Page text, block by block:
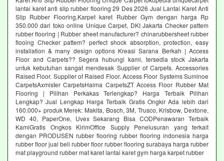
lantai karet anti slip rubber flooring 29 Des 2026 Jual Lantai Karet Anti
Slip Rubber Flooring,Karpet karet Rubber Gym dengan harga Rp
350.000 dari toko online Unique Carpet, DKI Jakarta Checker pattem
rubber flooring | Rubber sheet manufacturer? chinarubbersheet rubber
flooing Checker pattem? perfect shock absorption, protection, easy
installation & many design options Kreasi Sarana Berkah | Access
Floor and Carpets?? Segera hubungi kami, tersedia stock Jakarta
untuk kebutuhan sangat mendesak Supplier of Carpets. Accessories
Raised Floor. Supplier of Raised Floor. Access Floor Systems Suminoe
CarpetsAxmister CarpetsHaima CarpetsZT Access Floor Rubber Mat
Flooring | Pilihan Perkakas Terlengkap? Harga Terbaik Pilihan
Lengkap? Jual Lengkap Harga Terbaik Gratis Ongkir Ada lebih dari
160.000+ produk Merek: Makita, Bosch, 3M, Trusco, Krisbow, Dextone,
WD 40, PaperOne, Uvex Sekarang Bisa CODPenawaran Terbaik
KamiGratis Ongkos KirimOffice Supply Penelusuran yang terkait
dengan PRODUSEN rubber flooring rubber flooring indonesia harga
rubber floor jual beli rubber floor rubber flooring surabaya harga rubber
mat playground rubber mat karet lantai karet gym harga karpet rubber